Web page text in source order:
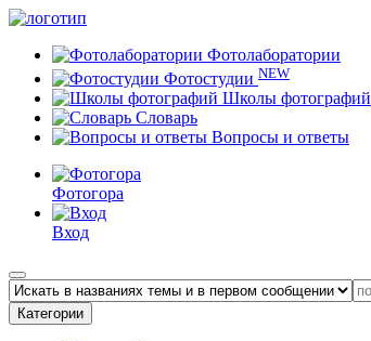
Фотолаборатории
Фотостудии NEW
Школы фотографий
Словарь
Вопросы и ответы
Фотогора
Вход
Категории